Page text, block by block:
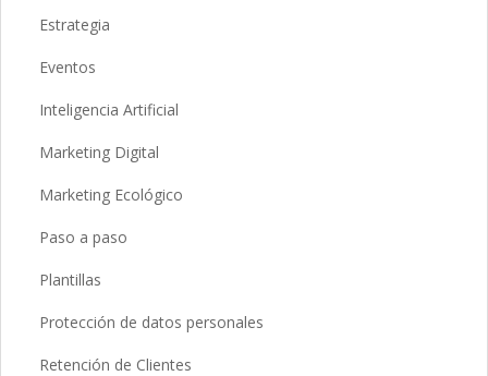
Estrategia
Eventos
Inteligencia Artificial
Marketing Digital
Marketing Ecológico
Paso a paso
Plantillas
Protección de datos personales
Retención de Clientes